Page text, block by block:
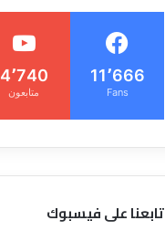
11٬666
Fans
4٬740
متابعون
تابعنا على فيسبوك